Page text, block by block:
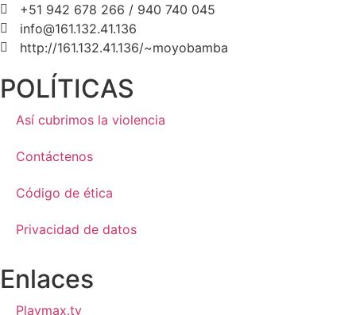
+51 942 678 266 / 940 740 045
info@161.132.41.136
http://161.132.41.136/~moyobamba
POLÍTICAS
Así cubrimos la violencia
Contáctenos
Código de ética
Privacidad de datos
Enlaces
Playmax.tv